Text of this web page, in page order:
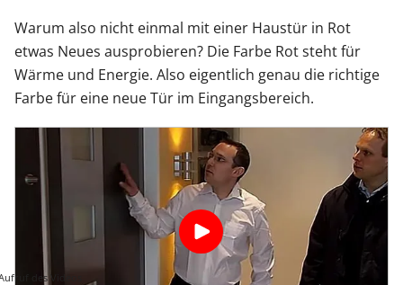
Warum also nicht einmal mit einer Haustür in Rot
etwas Neues ausprobieren? Die Farbe Rot steht für
Wärme und Energie. Also eigentlich genau die richtige
Farbe für eine neue Tür im Eingangsbereich.
des Videos